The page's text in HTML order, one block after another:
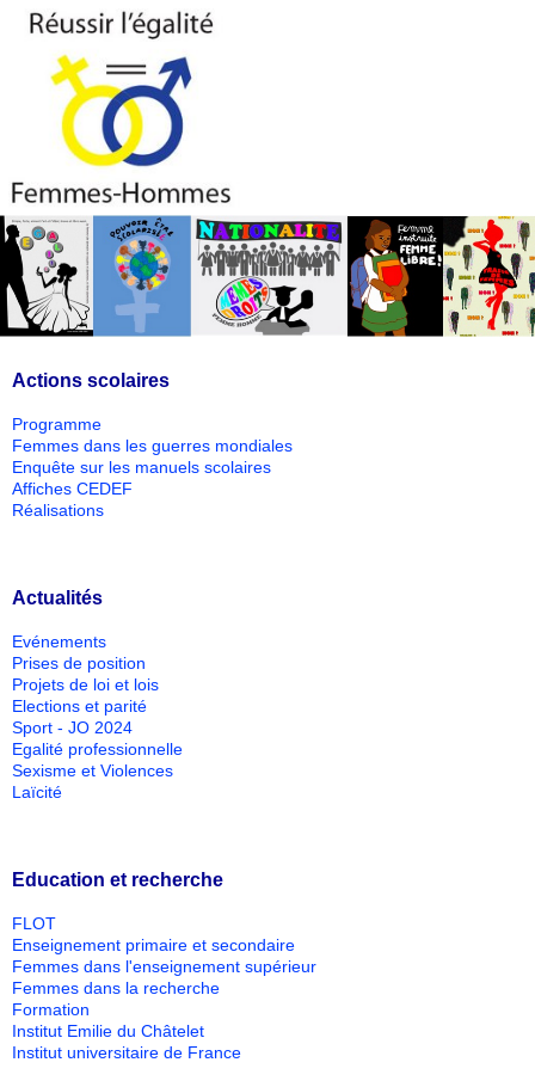
Actions scolaires
Programme
Femmes dans les guerres mondiales
Enquête sur les manuels scolaires
Affiches CEDEF
Réalisations
Actualités
Evénements
Prises de position
Projets de loi et lois
Elections et parité
Sport - JO 2024
Egalité professionnelle
Sexisme et Violences
Laïcité
Education et recherche
FLOT
Enseignement primaire et secondaire
Femmes dans l'enseignement supérieur
Femmes dans la recherche
Formation
Institut Emilie du Châtelet
Institut universitaire de France